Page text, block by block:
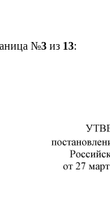
№3из 13: